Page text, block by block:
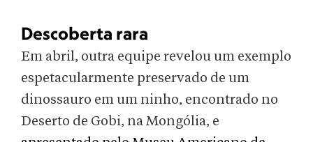
Descoberta rara
Em abril, outra equipe revelou um exemplo
espetacularmente preservado de um
dinossauro em um ninho, encontrado no
Deserto de Gobi, na Mongólia, e